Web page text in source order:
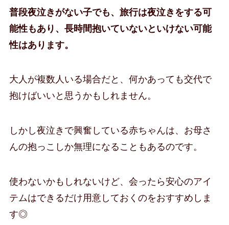
普段夜泣きがない子でも、旅行は夜泣きをする可
能性もあり、長時間抱いていないといけない可能
性はあります。
大人が複数人いる場合だと、何かあっても交代で
抱けばいいと思うかもしれません。
しかし夜泣きで興奮している赤ちゃんは、お母さ
んの抱っこしか無理になることもあるのです。
使わないかもしれないけど、会ったら安心のアイ
テムはできるだけ用意しておくのをおすすめしま
す◎